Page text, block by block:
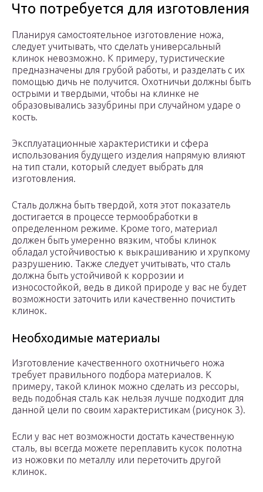
Что потребуется для изготовления
Планируя самостоятельное изготовление ножа,
следует учитывать, что сделать универсальный
клинок невозможно. К примеру, туристические
предназначены для грубой работы, и разделать с их
помощью дичь не получится. Охотничьи должны быть
острыми и твердыми, чтобы на клинке не
образовывались зазубрины при случайном ударе о
кость.
Эксплуатационные характеристики и сфера
использования будущего изделия напрямую влияют
на тип стали, который следует выбрать для
изготовления.
Сталь должна быть твердой, хотя этот показатель
достигается в процессе термообработки в
определенном режиме. Кроме того, материал
должен быть умеренно вязким, чтобы клинок
обладал устойчивостью к выкрашиванию и хрупкому
разрушению. Также следует учитывать, что сталь
должна быть устойчивой к коррозии и
износостойкой, ведь в дикой природе у вас не будет
возможности заточить или качественно почистить
клинок.
Необходимые материалы
Изготовление качественного охотничьего ножа
требует правильного подбора материалов. К
примеру, такой клинок можно сделать из рессоры,
ведь подобная сталь как нельзя лучше подходит для
данной цели по своим характеристикам (рисунок 3).
Если у вас нет возможности достать качественную
сталь, вы всегда можете переплавить кусок полотна
из ножовки по металлу или переточить другой
клинок.